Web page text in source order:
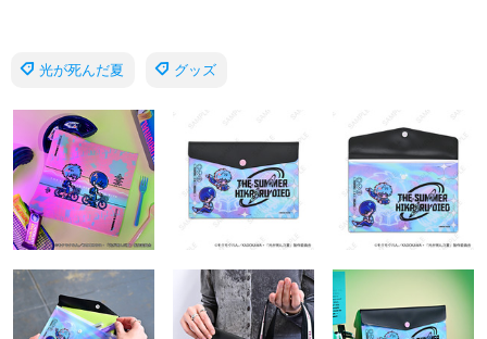
光が死んだ夏 グッズ